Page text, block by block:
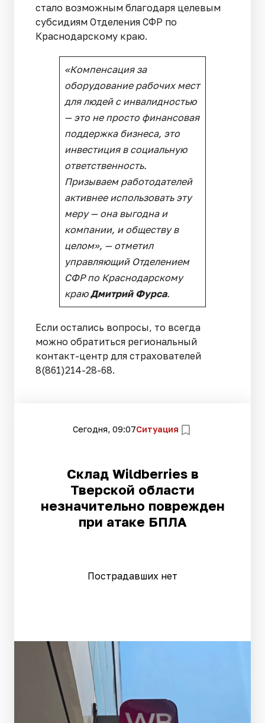
стало возможным благодаря целевым
субсидиям Отделения СФР по
Краснодарскому краю.
«Компенсация за
оборудование рабочих мест
для людей с инвалидностью
— это не просто финансовая
поддержка бизнеса, это
инвестиция в социальную
ответственность.
Призываем работодателей
активнее использовать эту
меру — она выгодна и
компании, и обществу в
целом», — отметил
управляющий Отделением
СФР по Краснодарскому
краюДмитрий Фурса.
Если остались вопросы, то всегда
можно обратиться региональный
контакт-центр для страхователей
8(861)214-28-68.
Сегодня, 09:07Ситуация
Склад Wildberries в
Тверской области
незначительно поврежден
при атаке БПЛА
Пострадавших нет